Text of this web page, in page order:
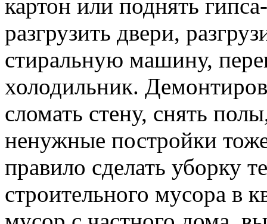
картон или поднять
разгрузить двери,
стиральную машину,
холодильник.
сломать стену, снять
ненужные постройки
правило сделать уборку
строительного мусора в